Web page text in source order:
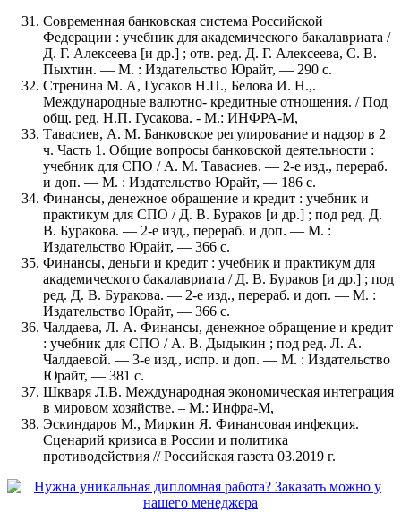
Современная банковская система Российской
Федерации : учебник для академического бакалавриата /
Д. Г. Алексеева [и др.] ; отв. ред. Д. Г. Алексеева, С. В.
Пыхтин. — М. : Издательство Юрайт, — 290 с.
Стренина М. А, Гусаков Н.П., Белова И. Н.,.
Международные валютно- кредитные отношения. / Под
общ. ред. Н.П. Гусакова. - М.: ИНФРА-М,
Тавасиев, А. М. Банковское регулирование и надзор в 2
ч. Часть 1. Общие вопросы банковской деятельности :
учебник для СПО / А. М. Тавасиев. — 2-е изд., перераб.
и доп. — М. : Издательство Юрайт, — 186 с.
Финансы, денежное обращение и кредит : учебник и
практикум для СПО / Д. В. Бураков [и др.] ; под ред. Д.
В. Буракова. — 2-е изд., перераб. и доп. — М. :
Издательство Юрайт, — 366 с.
Финансы, деньги и кредит : учебник и практикум для
академического бакалавриата / Д. В. Бураков [и др.] ; под
ред. Д. В. Буракова. — 2-е изд., перераб. и доп. — М. :
Издательство Юрайт, — 366 с.
Чалдаева, Л. А. Финансы, денежное обращение и кредит
: учебник для СПО / А. В. Дыдыкин ; под ред. Л. А.
Чалдаевой. — 3-е изд., испр. и доп. — М. : Издательство
Юрайт, — 381 с.
Шкваря Л.В. Международная экономическая интеграция
в мировом хозяйстве. – М.: Инфра-М,
Эскиндаров М., Миркин Я. Финансовая инфекция.
Сценарий кризиса в России и политика
противодействия // Российская газета 03.2019 г.